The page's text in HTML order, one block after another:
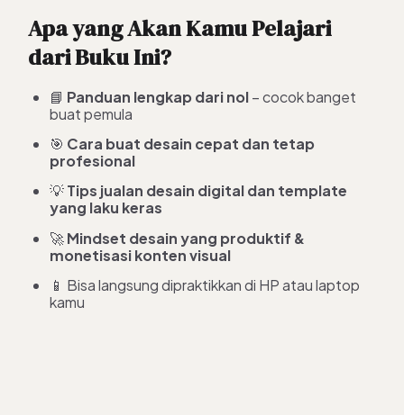
Apa yang Akan Kamu Pelajari
dari Buku Ini?
📘 Panduan lengkap dari nol– cocok banget
buat pemula
🎯 Cara buat desain cepat dan tetap
profesional
💡Tips jualan desain digital dan template
yang laku keras
🚀Mindset desain yang produktif &
monetisasi konten visual
📱 Bisa langsung dipraktikkan di HP atau laptop
kamu